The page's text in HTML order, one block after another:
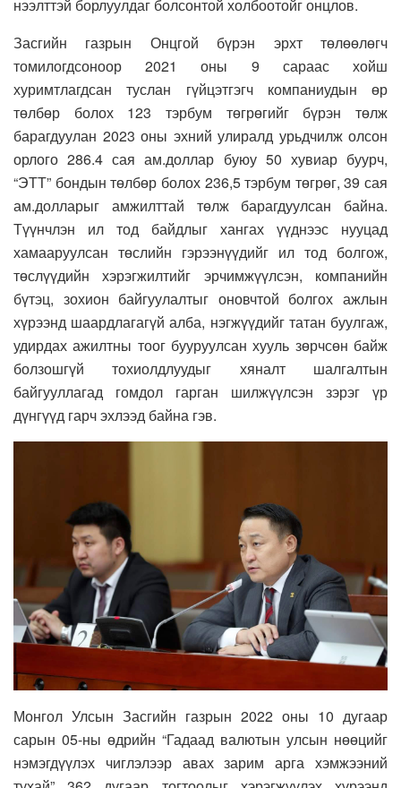
нээлттэй борлуулдаг болсонтой холбоотойг онцлов.
Засгийн газрын Онцгой бүрэн эрхт төлөөлөгч
томилогдсоноор 2021 оны 9 сараас хойш
хуримтлагдсан туслан гүйцэтгэгч компаниудын өр
төлбөр болох 123 тэрбум төгрөгийг бүрэн төлж
барагдуулан 2023 оны эхний улиралд урьдчилж олсон
орлого 286.4 сая ам.доллар буюу 50 хувиар буурч,
“ЭТТ” бондын төлбөр болох 236,5 тэрбум төгрөг, 39 сая
ам.долларыг амжилттай төлж барагдуулсан байна.
Түүнчлэн ил тод байдлыг хангах үүднээс нууцад
хамааруулсан төслийн гэрээнүүдийг ил тод болгож,
төслүүдийн хэрэгжилтийг эрчимжүүлсэн, компанийн
бүтэц, зохион байгуулалтыг оновчтой болгох ажлын
хүрээнд шаардлагагүй алба, нэгжүүдийг татан буулгаж,
удирдах ажилтны тоог бууруулсан хууль зөрчсөн байж
болзошгүй тохиолдлуудыг хяналт шалгалтын
байгууллагад гомдол гарган шилжүүлсэн зэрэг үр
дүнгүүд гарч эхлээд байна гэв.
Монгол Улсын Засгийн газрын 2022 оны 10 дугаар
сарын 05-ны өдрийн “Гадаад валютын улсын нөөцийг
нэмэгдүүлэх чиглэлээр авах зарим арга хэмжээний